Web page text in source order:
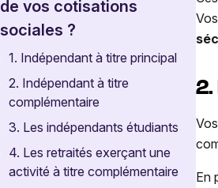
de vos cotisations
sociales ?
1. Indépendant à titre principal
2. Indépendant à titre
complémentaire
3. Les indépendants étudiants
4. Les retraités exerçant une
activité à titre complémentaire
En